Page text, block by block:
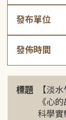
發布單位
發佈時間
標題
【淡
《心
科學實